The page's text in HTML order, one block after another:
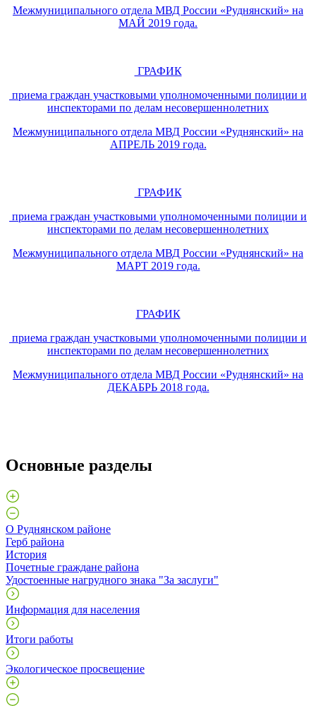
Межмуниципального отдела МВД России «Руднянский» на
МАЙ 2019 года.
ГРАФИК
приема граждан участковыми уполномоченными полиции и
инспекторами по делам несовершеннолетних
Межмуниципального отдела МВД России «Руднянский» на
АПРЕЛЬ 2019 года.
ГРАФИК
приема граждан участковыми уполномоченными полиции и
инспекторами по делам несовершеннолетних
Межмуниципального отдела МВД России «Руднянский» на
МАРТ 2019 года.
ГРАФИК
приема граждан участковыми уполномоченными полиции и
инспекторами по делам несовершеннолетних
Межмуниципального отдела МВД России «Руднянский» на
ДЕКАБРЬ 2018 года.
Основные разделы
О Руднянском районе
Герб района
История
Почетные граждане района
Удостоенные нагрудного знака "За заслуги"
Информация для населения
Итоги работы
Экологическое просвещение